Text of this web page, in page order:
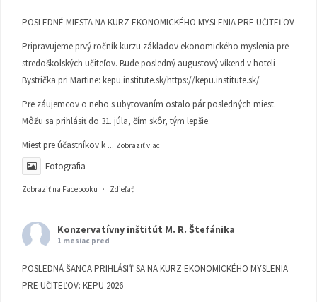
POSLEDNÉ MIESTA NA KURZ EKONOMICKÉHO MYSLENIA PRE UČITEĽOV
Pripravujeme prvý ročník kurzu základov ekonomického myslenia pre
stredoškolských učiteľov. Bude posledný augustový víkend v hoteli
Bystrička pri Martine: kepu.institute.sk/https://kepu.institute.sk/
Pre záujemcov o neho s ubytovaním ostalo pár posledných miest.
Môžu sa prihlásiť do 31. júla, čím skôr, tým lepšie.
Miest pre účastníkov k ... Zobraziť viac
Fotografia
Zobraziť na Facebooku · Zdieľať
Konzervatívny inštitút M. R. Štefánika
1 mesiac pred
POSLEDNÁ ŠANCA PRIHLÁSIŤ SA NA KURZ EKONOMICKÉHO MYSLENIA
PRE UČITEĽOV: KEPU 2026